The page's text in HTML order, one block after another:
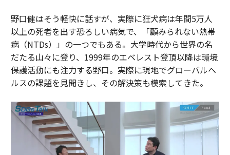
野口健はそう軽快に話すが、実際に狂犬病は年間5万人
以上の死者を出す恐ろしい病気で、「顧みられない熱帯
病（NTDs）」の一つでもある。大学時代から世界の名
だたる山々に登り、1999年のエベレスト登頂以降は環境
保護活動にも注力する野口。実際に現地でグローバルヘ
ルスの課題を見聞きし、その解決策も模索してきた。